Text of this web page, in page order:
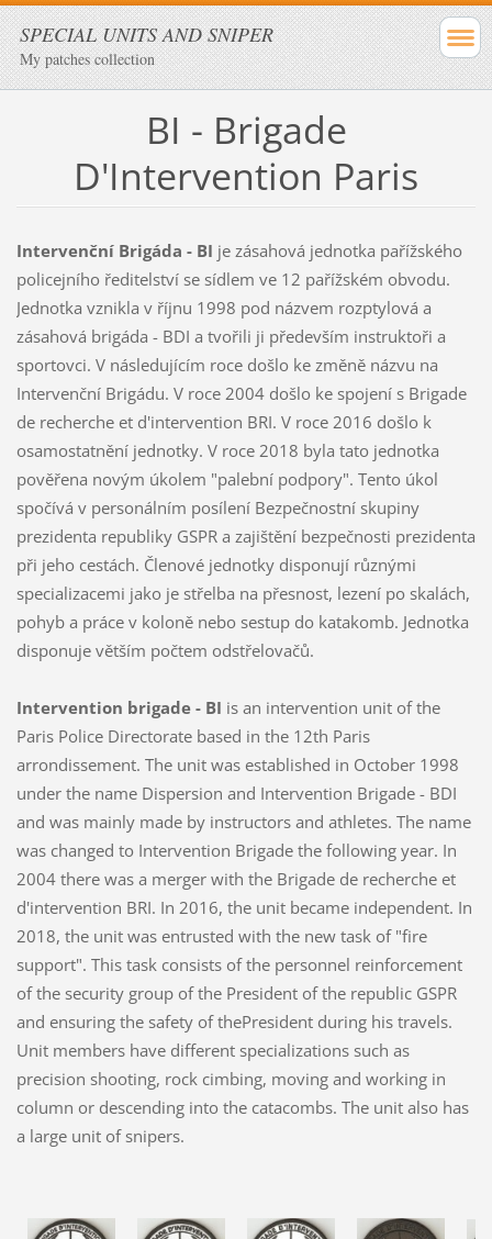
SPECIAL UNITS AND SNIPER
My patches collection
BI - Brigade
D'Intervention Paris
Intervenční Brigáda - BI je zásahová jednotka pařížského
policejního ředitelství se sídlem ve 12 pařížském obvodu.
Jednotka vznikla v říjnu 1998 pod názvem rozptylová a
zásahová brigáda - BDI a tvořili ji především instruktoři a
sportovci. V následujícím roce došlo ke změně názvu na
Intervenční Brigádu. V roce 2004 došlo ke spojení s Brigade
de recherche et d'intervention BRI. V roce 2016 došlo k
osamostatnění jednotky. V roce 2018 byla tato jednotka
pověřena novým úkolem "palební podpory". Tento úkol
spočívá v personálním posílení Bezpečnostní skupiny
prezidenta republiky GSPR a zajištění bezpečnosti prezidenta
při jeho cestách. Členové jednotky disponují různými
specializacemi jako je střelba na přesnost, lezení po skalách,
pohyb a práce v koloně nebo sestup do katakomb. Jednotka
disponuje větším počtem odstřelovačů.
Intervention brigade - BI is an intervention unit of the
Paris Police Directorate based in the 12th Paris
arrondissement. The unit was established in October 1998
under the name Dispersion and Intervention Brigade - BDI
and was mainly made by instructors and athletes. The name
was changed to Intervention Brigade the following year. In
2004 there was a merger with the Brigade de recherche et
d'intervention BRI. In 2016, the unit became independent. In
2018, the unit was entrusted with the new task of "fire
support". This task consists of the personnel reinforcement
of the security group of the President of the republic GSPR
and ensuring the safety of thePresident during his travels.
Unit members have different specializations such as
precision shooting, rock cimbing, moving and working in
column or descending into the catacombs. The unit also has
a large unit of snipers.